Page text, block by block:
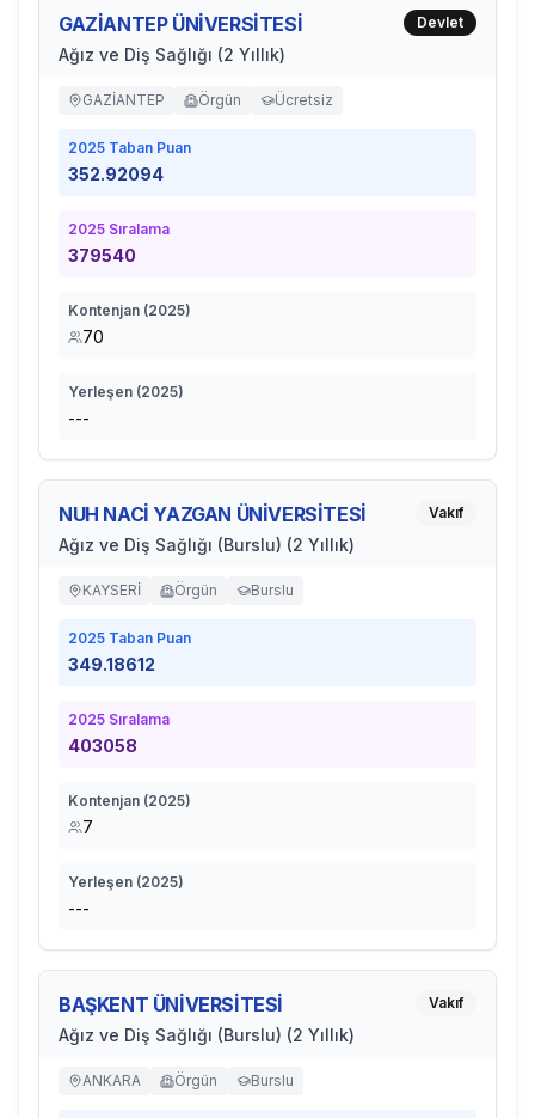
GAZİANTEP ÜNİVERSİTESİ
Ağız ve Diş Sağlığı (2 Yıllık)
Devlet
GAZİANTEP Örgün Ücretsiz
2025 Taban Puan
352.92094
2025 Sıralama
379540
Kontenjan (2025)
70
Yerleşen (2025)
---
NUH NACİ YAZGAN ÜNİVERSİTESİ
Ağız ve Diş Sağlığı (Burslu) (2 Yıllık)
Vakıf
KAYSERİ Örgün Burslu
2025 Taban Puan
349.18612
2025 Sıralama
403058
Kontenjan (2025)
7
Yerleşen (2025)
---
BAŞKENT ÜNİVERSİTESİ
Ağız ve Diş Sağlığı (Burslu) (2 Yıllık)
Vakıf
ANKARA Örgün Burslu